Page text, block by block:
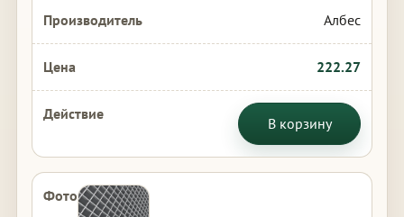
Албес
222.27
В корзину